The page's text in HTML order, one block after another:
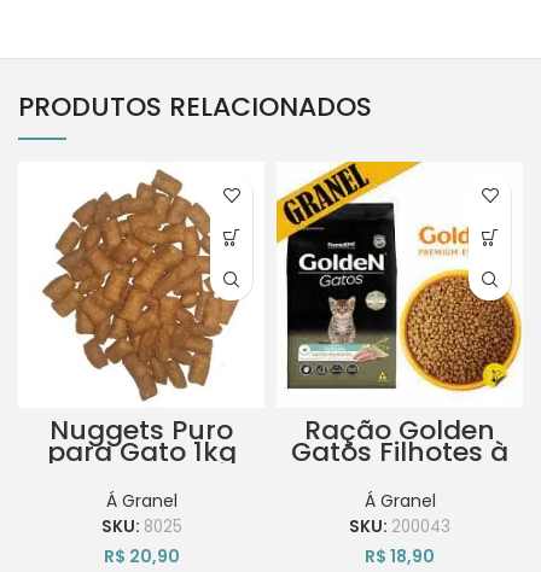
PRODUTOS RELACIONADOS
Nuggets Puro
para Gato 1kg
Á Granel
SKU: 8025
R$ 20,90
Ração Golden
Gatos Filhotes à
Á Granel
SKU: 200043
R$ 18,90